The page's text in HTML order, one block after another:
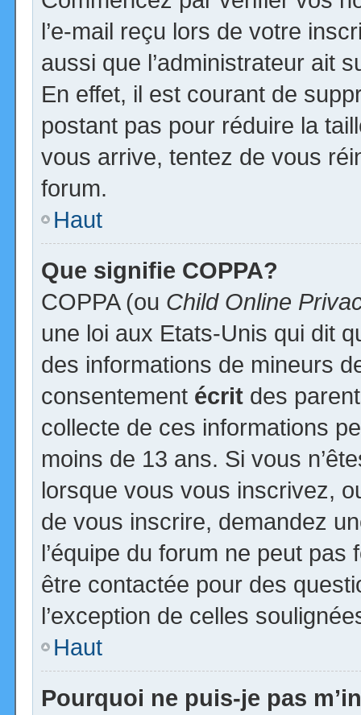
l’e-mail reçu lors de votre
aussi que l’administrateur ait
En effet, il est courant de
postant pas pour réduire la
vous arrive, tentez de vous
forum.
Haut
Que signifie COPPA?
COPPA (ou Child Online
une loi aux Etats-Unis qui dit
des informations de mineurs
consentement écrit des
collecte de ces informations
moins de 13 ans. Si vous
lorsque vous vous inscrivez,
de vous inscrire, demandez
l’équipe du forum ne peut
être contactée pour des
l’exception de celles
Haut
Pourquoi ne puis-je pas